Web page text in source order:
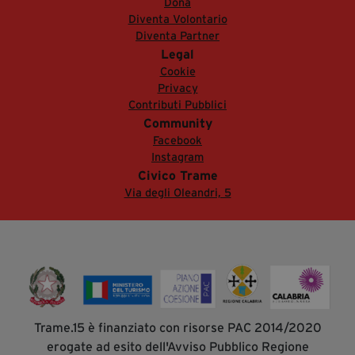
Diventa Volontario
Diventa Partner
Legal
Cookie
Privacy
Contributi Pubblici
Community
Facebook
Instagram
Civico Trame
Via degli Oleandri, 5
Trame.15 è finanziato con risorse PAC 2014/2020
erogate ad esito dell'Avviso Pubblico Regione